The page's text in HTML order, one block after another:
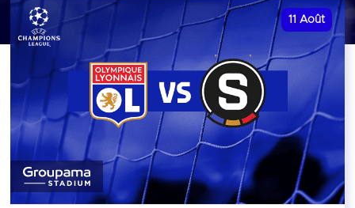
11 Août